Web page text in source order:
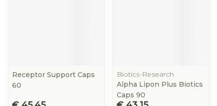
Receptor Support Caps
60
Biotics-Research
Alpha Lipon Plus Biotics
Caps 90